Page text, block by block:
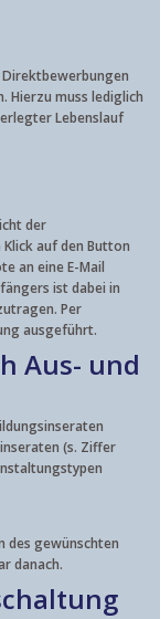
Hierzu muss lediglich
Lebenslauf
der
auf den Button
an eine E-Mail
ist dabei in
Per
ausgeführt.
Aus- und
(s. Ziffer
des gewünschten
danach.